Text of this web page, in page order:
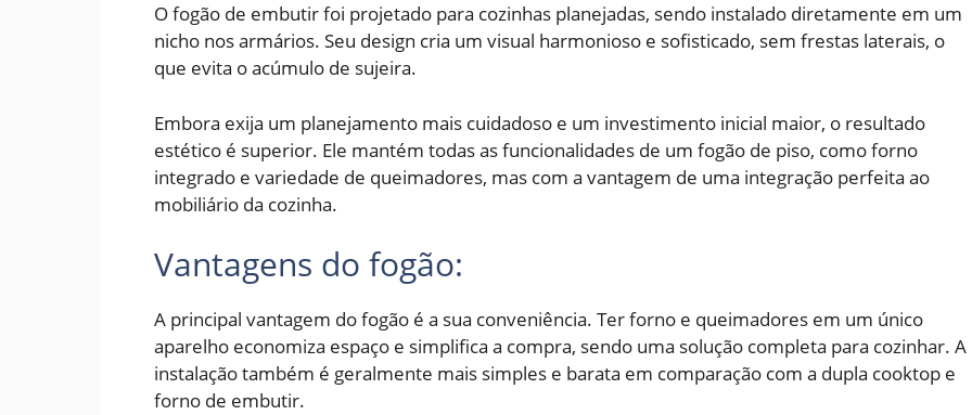
O fogão de embutir foi projetado para cozinhas planejadas, sendo instalado diretamente em um
nicho nos armários. Seu design cria um visual harmonioso e sofisticado, sem frestas laterais, o
que evita o acúmulo de sujeira.
Embora exija um planejamento mais cuidadoso e um investimento inicial maior, o resultado
estético é superior. Ele mantém todas as funcionalidades de um fogão de piso, como forno
integrado e variedade de queimadores, mas com a vantagem de uma integração perfeita ao
mobiliário da cozinha.
Vantagens do fogão:
A principal vantagem do fogão é a sua conveniência. Ter forno e queimadores em um único
aparelho economiza espaço e simplifica a compra, sendo uma solução completa para cozinhar. A
instalação também é geralmente mais simples e barata em comparação com a dupla cooktop e
forno de embutir.